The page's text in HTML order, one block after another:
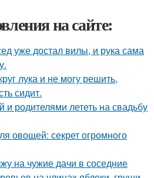
на сайте:
уже достал вилы, и рука сама
лука и не могу решить,
сидит.
родителями лететь на свадьбу
овощей: секрет огромного
на чужие дачи в соседние